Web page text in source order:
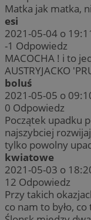
Matka jak matka,
esi
2021-05-04 o
-1 Odpowiedz
MACOCHA ! i to
AUSTRYJACKO
boluś
2021-05-05 o
0 Odpowiedz
Początek upadku
najszybciej
tylko powolny
kwiatowe
2021-05-03 o
12 Odpowiedz
Przy takich
co nam to było,